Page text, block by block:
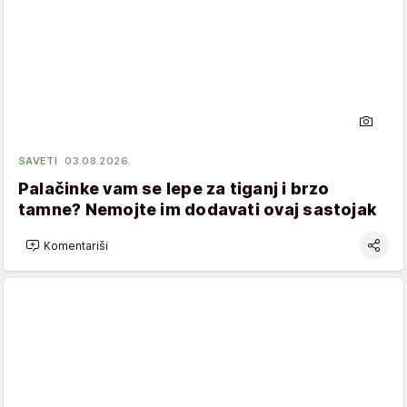
SAVETI 03.08.2026.
Palačinke vam se lepe za tiganj i brzo
tamne? Nemojte im dodavati ovaj sastojak
Komentariši